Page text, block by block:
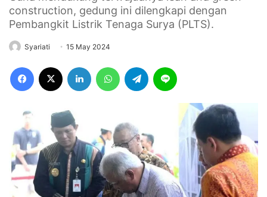
construction, gedung ini dilengkapi dengan
Pembangkit Listrik Tenaga Surya (PLTS).
Syariati 15 May 2024
Facebook LinkedIn WhatsAppTelegram